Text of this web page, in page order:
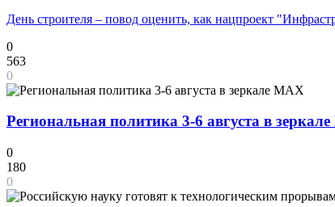
День строителя – повод оценить, как нацпроект
0
563
0
Региональная политика 3-6 августа в
0
180
0